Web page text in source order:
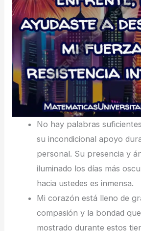
No hay palabras
su incondicional apoyo
personal. Su presencia y
iluminado los días más
hacia ustedes es inmensa.
Mi corazón está lleno de
compasión y la bondad
mostrado durante estos